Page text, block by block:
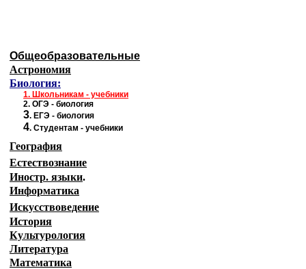
Общеобразовательные
Астрономия
Биология:
1. Школьникам - учебники
2. ОГЭ - биология
3. ЕГЭ - биология
4. Студентам - учебники
География
Естествознание
Иностр. языки.
Информатика
Искусствоведение
История
Культурология
Литература
Математика